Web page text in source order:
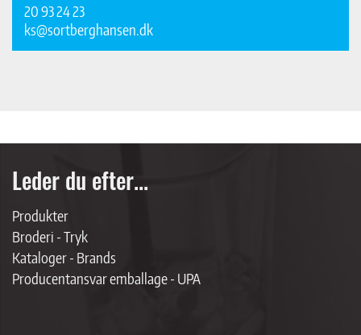
20 93 24 23
ks@sortberghansen.dk
Leder du efter...
Produkter
Broderi - Tryk
Kataloger - Brands
Producentansvar emballage - UPA